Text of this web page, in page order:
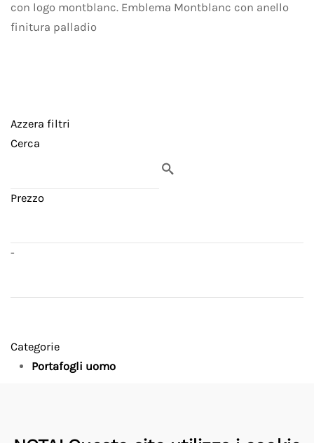
con logo montblanc. Emblema Montblanc con anello
finitura palladio
Azzera filtri
Cerca
Prezzo
-
Categorie
Portafogli uomo